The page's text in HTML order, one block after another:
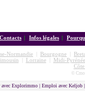
Contacts | Infos légales |
Normandie Bourgogne
Lorraine|
Midi-
©
Explorimmo | Emploi avec Keljob